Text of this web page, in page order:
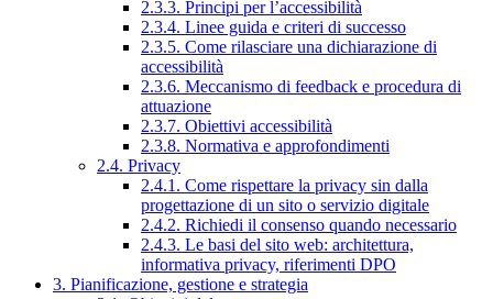
2.3.3. Principi per l’accessibilità
2.3.4. Linee guida e criteri di successo
2.3.5. Come rilasciare una dichiarazione di
accessibilità
2.3.6. Meccanismo di feedback e procedura di
attuazione
2.3.7. Obiettivi accessibilità
2.3.8. Normativa e approfondimenti
2.4. Privacy
2.4.1. Come rispettare la privacy sin dalla
progettazione di un sito o servizio digitale
2.4.2. Richiedi il consenso quando necessario
2.4.3. Le basi del sito web: architettura,
informativa privacy, riferimenti DPO
3. Pianificazione, gestione e strategia